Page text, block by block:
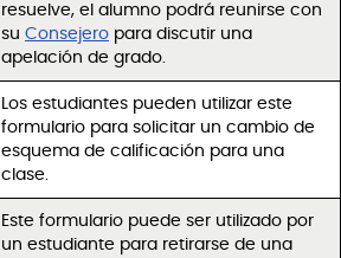
resuelve, el alumno podrá reunirse con
su Consejero para discutir una
apelación de grado.
Los estudiantes pueden utilizar este
formulario para solicitar un cambio de
esquema de calificación para una
clase.
Este formulario puede ser utilizado por
un estudiante para retirarse de una